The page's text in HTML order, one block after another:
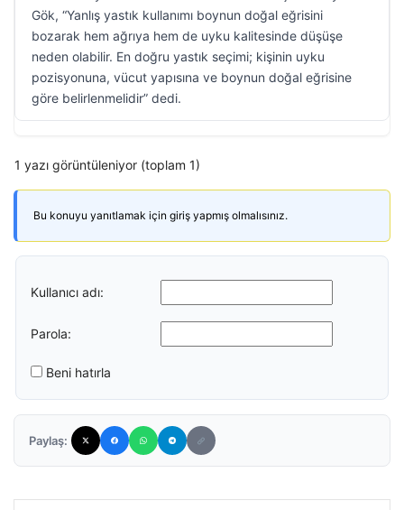
Gök, “Yanlış yastık kullanımı boynun doğal eğrisini
bozarak hem ağrıya hem de uyku kalitesinde düşüşe
neden olabilir. En doğru yastık seçimi; kişinin uyku
pozisyonuna, vücut yapısına ve boynun doğal eğrisine
göre belirlenmelidir” dedi.
1 yazı görüntüleniyor (toplam 1)
Bu konuyu yanıtlamak için giriş yapmış olmalısınız.
Kullanıcı adı:
Parola:
Beni hatırla
Paylaş: